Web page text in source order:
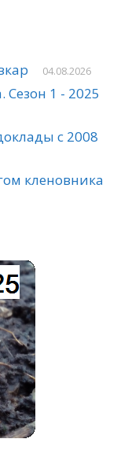
04.08.2026
1 - 2025
с 2008
кленовника